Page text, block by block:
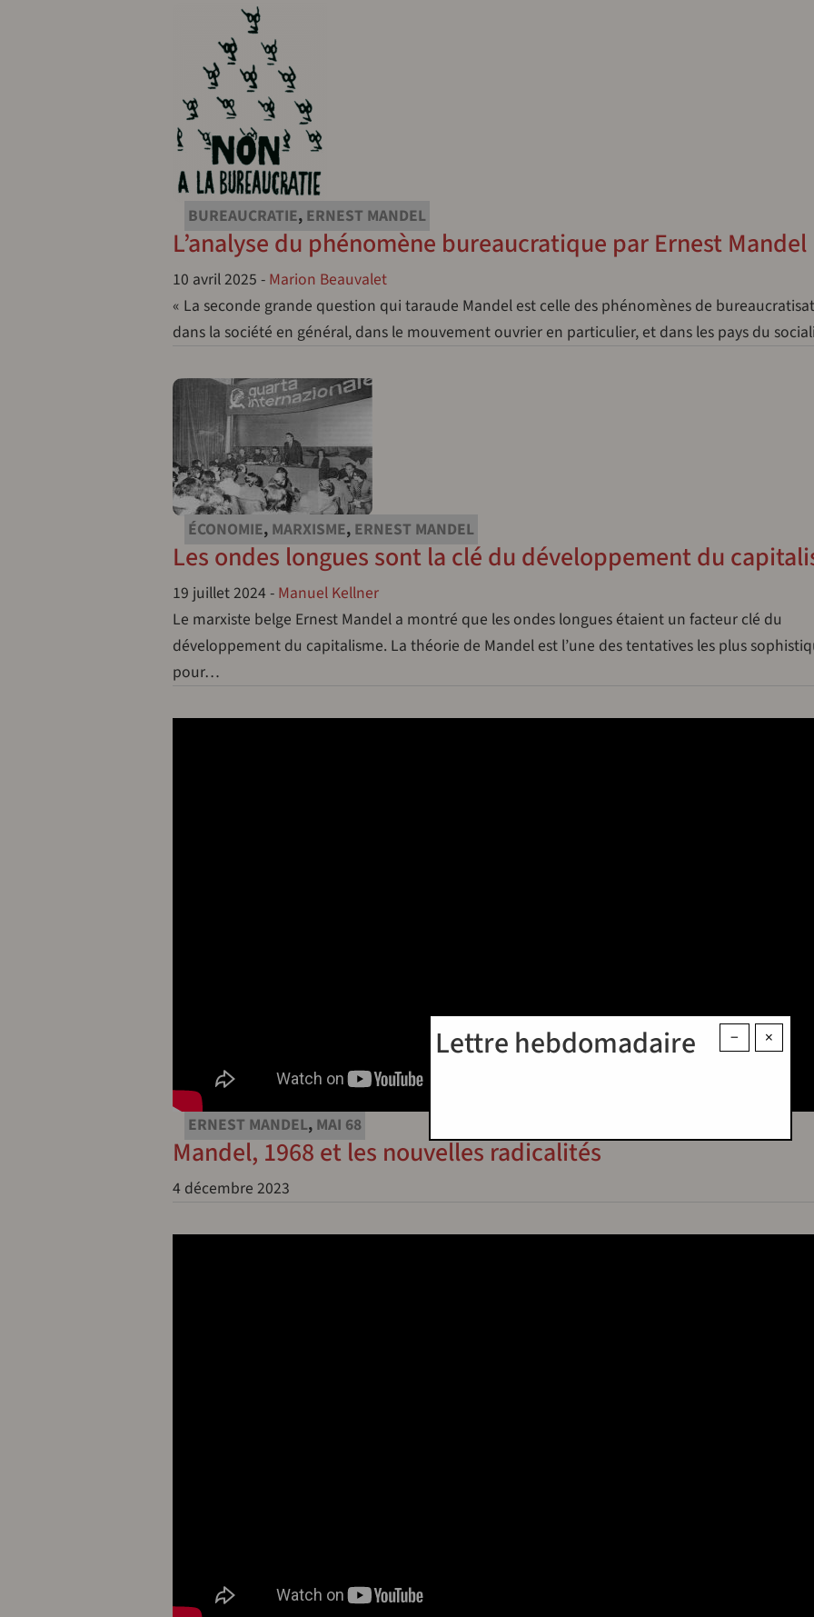
BUREAUCRATIE, ERNEST MANDEL
L’analyse du phénomène bureaucratique par Ernest Mandel
10 avril 2025 - Marion Beauvalet
« La seconde grande question qui taraude Mandel est celle des phénomènes de
dans la société en général, dans le mouvement ouvrier en particulier, et dans les pays du
ÉCONOMIE, MARXISME, ERNEST MANDEL
Les ondes longues sont la clé du développement du
19 juillet 2024- Manuel Kellner
Le marxiste belge Ernest Mandel a montré que les ondes longues étaient un facteur clé du
développement du capitalisme. La théorie de Mandel est l’une des tentatives les plus
pour…
ERNEST MANDEL, MAI 68
Mandel, 1968 et les nouvelles radicalités
4 décembre 2023
×
−
Lettre hebdomadaire